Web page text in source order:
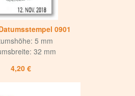
0901
4,20 €
5 mm
32 mm